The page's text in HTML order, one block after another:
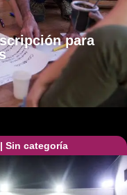
para
| Sin categoría